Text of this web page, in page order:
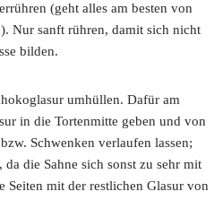
(geht alles am besten von
Nur sanft rühren, damit sich nicht
bilden.
umhüllen. Dafür am
in die Tortenmitte geben und von
Schwenken verlaufen lassen;
die Sahne sich sonst zu sehr mit
Seiten mit der restlichen Glasur von